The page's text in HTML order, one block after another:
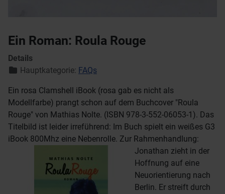
Ein Roman: Roula Rouge
Details
Hauptkategorie: FAQs
Ein rosa Clamshell iBook (rosa gab es nicht als
Modellfarbe) prangt schon auf dem Buchcover "Roula
Rouge" von Mathias Nolte. (ISBN 978-3-552-06053-1). Das
Titelbild ist leider irreführend: Im Buch spielt ein weißes G3
iBook 800Mhz eine Nebenrolle. Zur Rahmenhandlung:
Jonathan zieht in der
Hoffnung auf eine
Neuorientierung nach
Berlin. Er streift durch